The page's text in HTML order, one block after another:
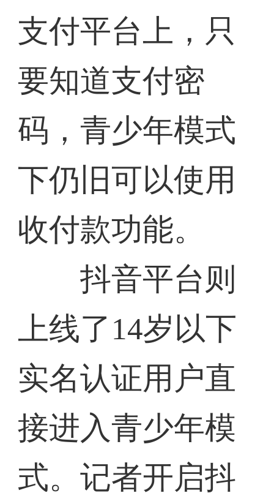
支付平台上，只
要知道支付密
码，青少年模式
下仍旧可以使用
收付款功能。
抖音平台则
上线了14岁以下
实名认证用户直
接进入青少年模
式。记者开启抖